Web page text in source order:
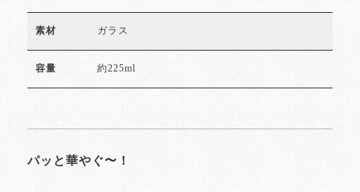
素材 ガラス
容量 約225ml
パッと華やぐ〜！